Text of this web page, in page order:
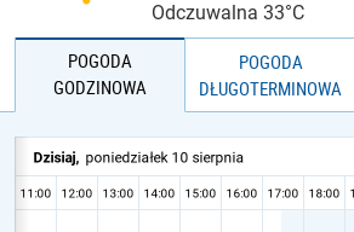
Odczuwalna 33°C
POGODA
GODZINOWA
POGODA
DŁUGOTERMINOWA